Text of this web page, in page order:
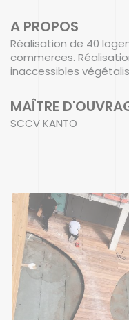
A PROPOS
Réalisation de 40
commerces.
inaccessibles
MAÎTRE
SCCV KANTO